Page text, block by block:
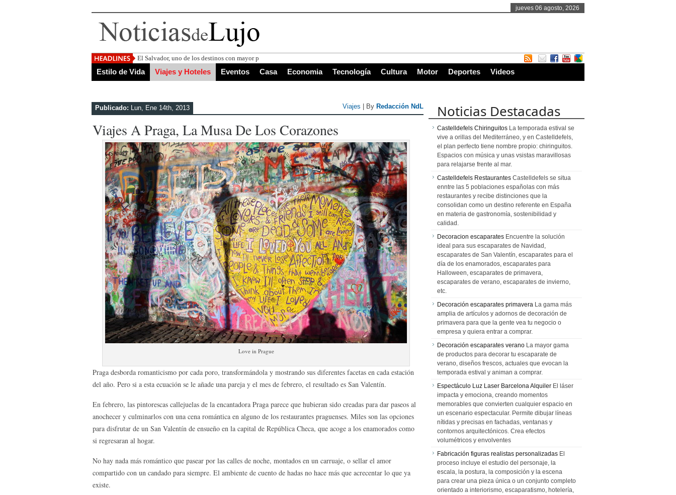
jueves 06 agosto, 2026
El Salvador, uno de los destinos con mayor proyección de Centroamérica
Estilo de Vida Viajes y Hoteles Eventos Casa Economia Tecnología Cultura Motor Deportes Videos
Publicado: Lun, Ene 14th, 2013 Viajes | By Redacción NdL
Viajes A Praga, La Musa De Los Corazones
Love in Prague
Praga desborda romanticismo por cada poro, transformándola y mostrando sus diferentes facetas en cada estación
del año. Pero si a esta ecuación se le añade una pareja y el mes de febrero, el resultado es San Valentín.
En febrero, las pintorescas callejuelas de la encantadora Praga parece que hubieran sido creadas para dar paseos al
anochecer y culminarlos con una cena romántica en alguno de los restaurantes praguenses. Miles son las opciones
para disfrutar de un San Valentín de ensueño en la capital de República Checa, que acoge a los enamorados como
si regresaran al hogar.
No hay nada más romántico que pasear por las calles de noche, montados en un carruaje, o sellar el amor
compartido con un candado para siempre. El ambiente de cuento de hadas no hace más que acrecentar lo que ya
existe.
Noticias Destacadas
Castelldefels Chiringuitos La temporada estival se
vive a orillas del Mediterráneo, y en Castelldefels,
el plan perfecto tiene nombre propio: chiringuitos.
Espacios con música y unas vsistas maravillosas
para relajarse frente al mar.
Castelldefels Restaurantes Castelldefels se situa
enntre las 5 poblaciones españolas con más
restaurantes y recibe distinciones que la
consolidan como un destino referente en España
en materia de gastronomía, sostenibilidad y
calidad.
Decoracion escaparates Encuentre la solución
ideal para sus escaparates de Navidad,
escaparates de San Valentín, escaparates para el
día de los enamorados, escaparates para
Halloween, escaparates de primavera,
escaparates de verano, escaparates de invierno,
etc.
Decoración escaparates primavera La gama más
amplia de artículos y adornos de decoración de
primavera para que la gente vea tu negocio o
empresa y quiera entrar a comprar.
Decoración escaparates verano La mayor gama
de productos para decorar tu escaparate de
verano, diseños frescos, actuales que evocan la
temporada estival y animan a comprar.
Espectáculo Luz Laser Barcelona Alquiler El láser
impacta y emociona, creando momentos
memorables que convierten cualquier espacio en
un escenario espectacular. Permite dibujar líneas
nítidas y precisas en fachadas, ventanas y
contornos arquitectónicos. Crea efectos
volumétricos y envolventes
Fabricación figuras realistas personalizadas El
proceso incluye el estudio del personaje, la
escala, la postura, la composición y la escena
para crear una pieza única o un conjunto completo
orientado a interiorismo, escaparatismo, hotelería,